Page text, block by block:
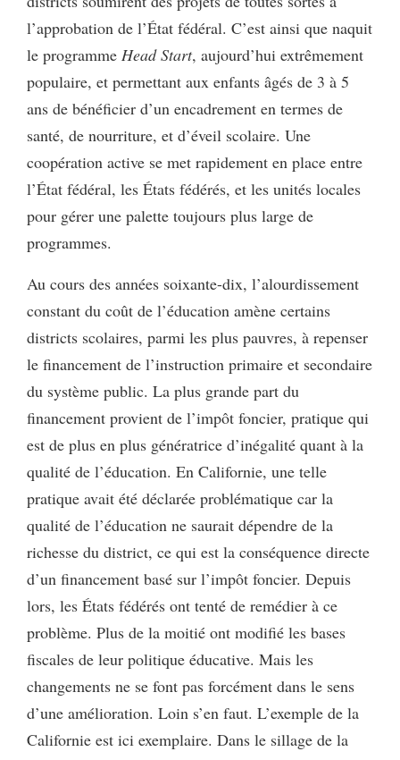
l’approbation de l’État fédéral. C’est ainsi que naquit
le programme Head Start, aujourd’hui extrêmement
populaire, et permettant aux enfants âgés de 3 à 5
ans de bénéficier d’un encadrement en termes de
santé, de nourriture, et d’éveil scolaire. Une
coopération active se met rapidement en place entre
l’État fédéral, les États fédérés, et les unités locales
pour gérer une palette toujours plus large de
programmes.
Au cours des années soixante-dix, l’alourdissement
constant du coût de l’éducation amène certains
districts scolaires, parmi les plus pauvres, à repenser
le financement de l’instruction primaire et secondaire
du système public. La plus grande part du
financement provient de l’impôt foncier, pratique qui
est de plus en plus génératrice d’inégalité quant à la
qualité de l’éducation. En Californie, une telle
pratique avait été déclarée problématique car la
qualité de l’éducation ne saurait dépendre de la
richesse du district, ce qui est la conséquence directe
d’un financement basé sur l’impôt foncier. Depuis
lors, les États fédérés ont tenté de remédier à ce
problème. Plus de la moitié ont modifié les bases
fiscales de leur politique éducative. Mais les
changements ne se font pas forcément dans le sens
d’une amélioration. Loin s’en faut. L’exemple de la
Californie est ici exemplaire. Dans le sillage de la